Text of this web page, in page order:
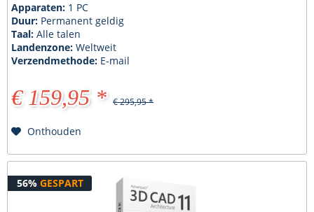
Apparaten: 1 PC
Duur: Permanent geldig
Taal:Alle talen
Landenzone:Weltweit
Verzendmethode: E-mail
€ 159,95 * € 295,95 *
Onthouden
56% GESPART